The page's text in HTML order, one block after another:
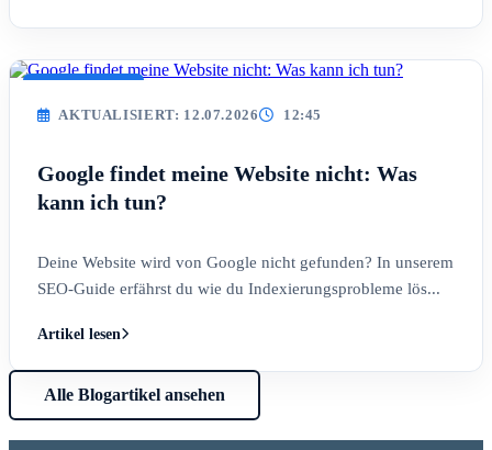
AKTUALISIERT: 12.07.2026 12:45
Google findet meine Website nicht: Was
kann ich tun?
Deine Website wird von Google nicht gefunden? In unserem
SEO-Guide erfährst du wie du Indexierungsprobleme lös...
Artikel lesen
Alle Blogartikel ansehen